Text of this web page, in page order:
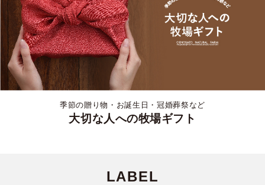
季節の贈り物・お誕生日・冠婚葬祭など
大切な人への牧場ギフト
LABEL